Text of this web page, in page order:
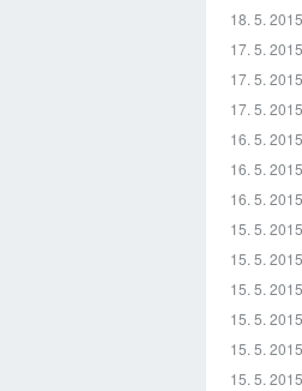
18. 5.
17. 5.
17. 5.
17. 5.
16. 5.
16. 5.
16. 5.
15. 5.
15. 5.
15. 5.
15. 5.
15. 5.
15. 5.